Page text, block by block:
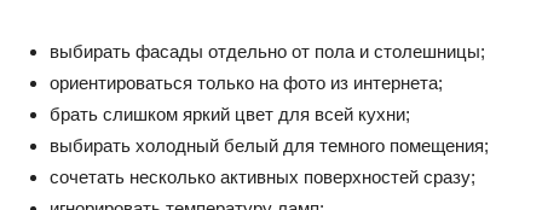
выбирать фасады отдельно от пола и столешницы;
ориентироваться только на фото из интернета;
брать слишком яркий цвет для всей кухни;
выбирать холодный белый для темного помещения;
сочетать несколько активных поверхностей сразу;